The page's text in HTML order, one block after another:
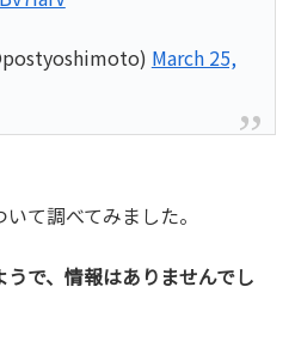
March 25,
て調べてみました。
で、情報はありませんでし